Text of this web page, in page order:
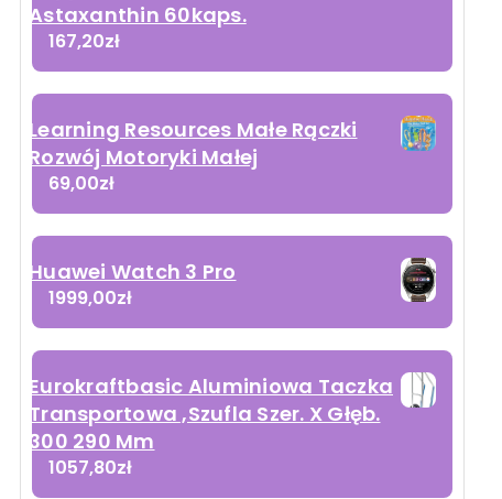
Astaxanthin 60kaps.
167,20zł
Learning Resources Małe Rączki
Rozwój Motoryki Małej
69,00zł
Huawei Watch 3 Pro
1999,00zł
Eurokraftbasic Aluminiowa Taczka
Transportowa ,Szufla Szer. X Głęb.
300 290 Mm
1057,80zł